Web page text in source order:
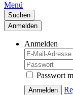
Menü
Suchen
Anmelden
Anmelden
Passwort
Anmelden